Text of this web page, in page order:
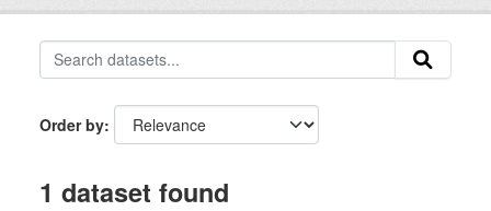
Order by
1 dataset found